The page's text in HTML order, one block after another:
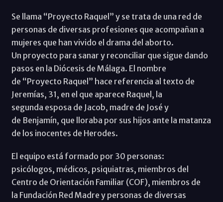
Se llama “Proyecto Raquel” y se trata de una red de
personas de diversas profesiones que acompañan a
mujeres que han vivido el drama del aborto.
Un proyecto para sanar y reconciliar que sigue dando
pasos en la Diócesis de Málaga. El nombre
de “Proyecto Raquel” hace referencia al texto de
Jeremías, 31, en el que aparece Raquel, la
segunda esposa de Jacob, madre de José y
de Benjamín, que lloraba por sus hijos ante la matanza
de los inocentes de Herodes.
El equipo está formado por 30 personas:
psicólogos, médicos, psiquiatras, miembros del
Centro de Orientación Familiar (COF), miembros de
la Fundación Red Madre y personas de diversas